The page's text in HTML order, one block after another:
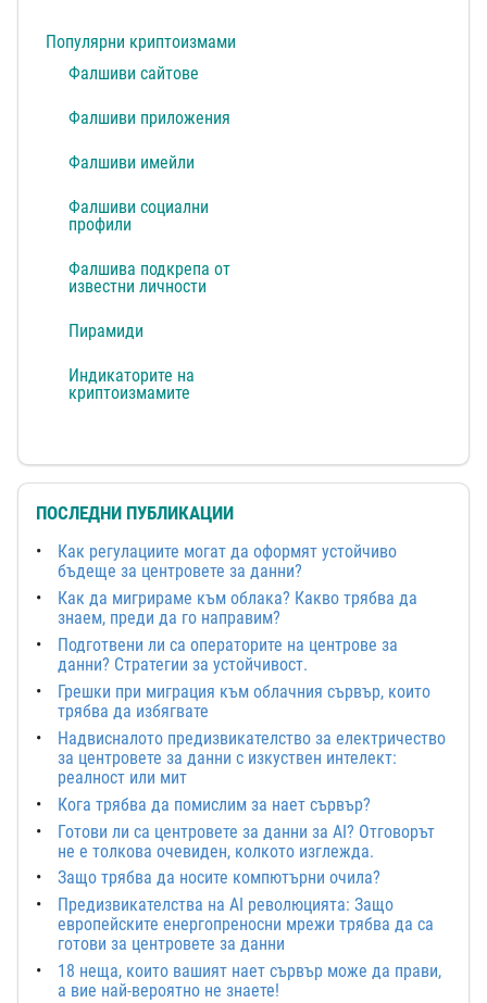
Популярни криптоизмами
Фалшиви сайтове
Фалшиви приложения
Фалшиви имейли
Фалшиви социални
профили
Фалшива подкрепа от
известни личности
Пирамиди
Индикаторите на
криптоизмамите
ПОСЛЕДНИ ПУБЛИКАЦИИ
Как регулациите могат да оформят устойчиво
бъдеще за центровете за данни?
Как да мигрираме към облака? Какво трябва да
знаем, преди да го направим?
Подготвени ли са операторите на центрове за
данни? Стратегии за устойчивост.
Грешки при миграция към облачния сървър, които
трябва да избягвате
Надвисналото предизвикателство за електричество
за центровете за данни с изкуствен интелект:
реалност или мит
Кога трябва да помислим за нает сървър?
Готови ли са центровете за данни за AI? Отговорът
не е толкова очевиден, колкото изглежда.
Защо трябва да носите компютърни очила?
Предизвикателства на AI революцията: Защо
европейските енергопреносни мрежи трябва да са
готови за центровете за данни
18 неща, които вашият нает сървър може да прави,
а вие най-вероятно не знаете!